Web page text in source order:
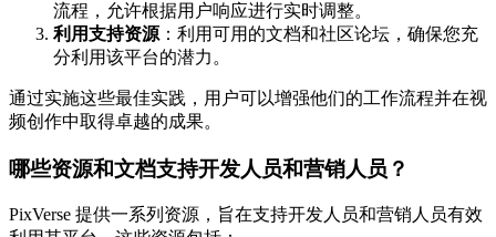
流程，允许根据用户响应进行实时调整。
利用支持资源 ：利用可用的文档和社区论坛，确保您充
分利用该平台的潜力。
通过实施这些最佳实践，用户可以增强他们的工作流程并在视
频创作中取得卓越的成果。
哪些资源和文档支持开发人员和营销人员？
PixVerse 提供一系列资源，旨在支持开发人员和营销人员有效